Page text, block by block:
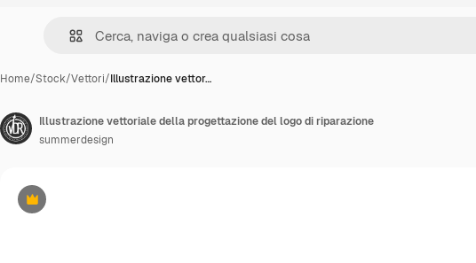
Home/Stock/Vettori/Illustrazione vettor…
Premium
Illustrazione vettoriale della progettazione del logo di riparazione
summerdesign